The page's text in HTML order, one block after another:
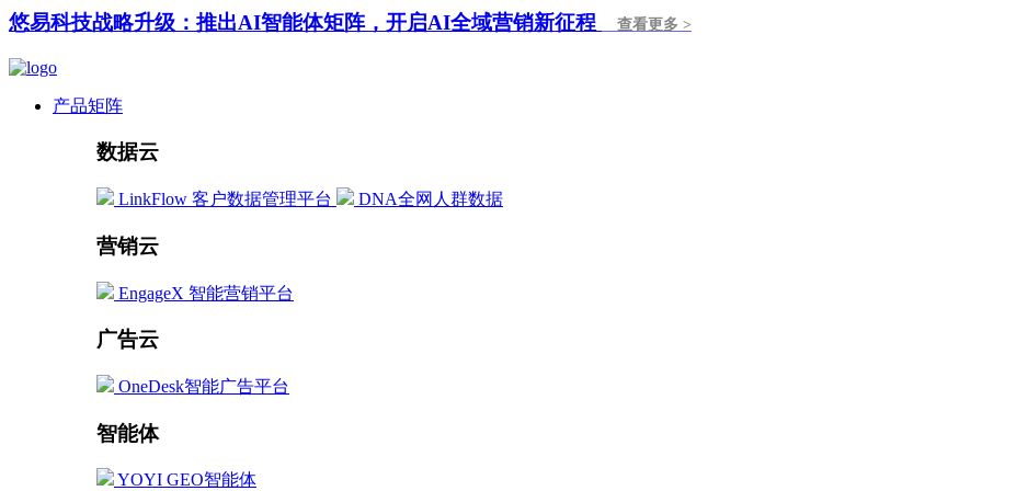
悠易科技战略升级：推出AI智能体矩阵，开启AI全域营销新征程 查看更多 >
产品矩阵
数据云
LinkFlow 客户数据管理平台 DNA全网人群数据
营销云
EngageX 智能营销平台
广告云
OneDesk智能广告平台
智能体
YOYI GEO智能体